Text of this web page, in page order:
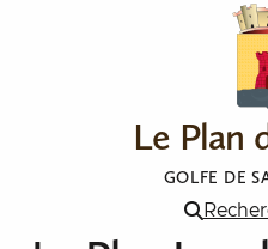
Le Plan
GOLFE DE
Menu